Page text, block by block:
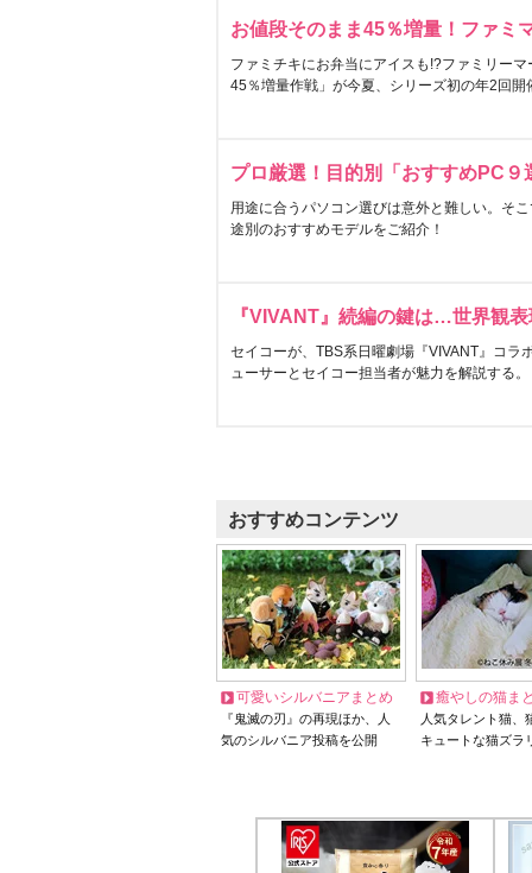
お値段そのまま45％増量！ファミ
ファミチキにお弁当にアイスも!?ファミリー
45％増量作戦」が今夏、シリーズ初の年2回開
プロ厳選！目的別「おすすめPC９
用途に合うパソコン選びは意外と難しい。そ
途別のおすすめモデルをご紹介！
『VIVANT』続編の鍵は…世界観
セイコーが、TBS系日曜劇場『VIVANT』コラ
ューサーとセイコー担当者が魅力を解説する。
おすすめコンテンツ
可愛いシルバニアまとめ
『鬼滅の刃』の再現ほか、人
気のシルバニア投稿を公開
癒やしの猫ま
人気タレント猫
キュートな猫ズラ